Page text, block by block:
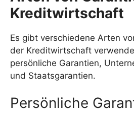
Kreditwirtschaft
Es gibt verschiedene Arten
der Kreditwirtschaft
persönliche Garantien,
und Staatsgarantien.
Persönliche